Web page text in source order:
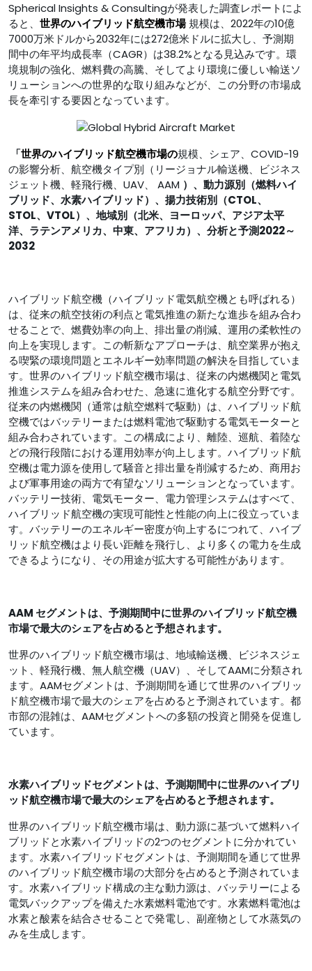
Spherical Insights & Consultingが発表した調査レポートによ
ると、 世界のハイブリッド航空機市場 規模は、2022年の10億
7000万米ドルから2032年には272億米ドルに拡大し、予測期
間中の年平均成長率（CAGR）は38.2%となる見込みです。環
境規制の強化、燃料費の高騰、そしてより環境に優しい輸送ソ
リューションへの世界的な取り組みなどが、この分野の市場成
長を牽引する要因となっています。
「世界のハイブリッド航空機市場の規模、シェア、COVID-19
の影響分析、航空機タイプ別（リージョナル輸送機、ビジネス
ジェット機、軽飛行機、UAV、 AAM ）、動力源別（燃料ハイ
ブリッド、水素ハイブリッド）、揚力技術別（CTOL、
STOL、VTOL）、地域別（北米、ヨーロッパ、アジア太平
洋、ラテンアメリカ、中東、アフリカ）、分析と予測2022～
2032
ハイブリッド航空機（ハイブリッド電気航空機とも呼ばれる）
は、従来の航空技術の利点と電気推進の新たな進歩を組み合わ
せることで、燃費効率の向上、排出量の削減、運用の柔軟性の
向上を実現します。この斬新なアプローチは、航空業界が抱え
る喫緊の環境問題とエネルギー効率問題の解決を目指していま
す。世界のハイブリッド航空機市場は、従来の内燃機関と電気
推進システムを組み合わせた、急速に進化する航空分野です。
従来の内燃機関（通常は航空燃料で駆動）は、ハイブリッド航
空機ではバッテリーまたは燃料電池で駆動する電気モーターと
組み合わされています。この構成により、離陸、巡航、着陸な
どの飛行段階における運用効率が向上します。ハイブリッド航
空機は電力源を使用して騒音と排出量を削減するため、商用お
よび軍事用途の両方で有望なソリューションとなっています。
バッテリー技術、電気モーター、電力管理システムはすべて、
ハイブリッド航空機の実現可能性と性能の向上に役立っていま
す。バッテリーのエネルギー密度が向上するにつれて、ハイブ
リッド航空機はより長い距離を飛行し、より多くの電力を生成
できるようになり、その用途が拡大する可能性があります。
AAM セグメントは、予測期間中に世界のハイブリッド航空機
市場で最大のシェアを占めると予想されます。
世界のハイブリッド航空機市場は、地域輸送機、ビジネスジェ
ット、軽飛行機、無人航空機（UAV）、そしてAAMに分類され
ます。AAMセグメントは、予測期間を通じて世界のハイブリッ
ド航空機市場で最大のシェアを占めると予測されています。都
市部の混雑は、AAMセグメントへの多額の投資と開発を促進し
ています。
水素ハイブリッドセグメントは、予測期間中に世界のハイブリ
ッド航空機市場で最大のシェアを占めると予想されます。
世界のハイブリッド航空機市場は、動力源に基づいて燃料ハイ
ブリッドと水素ハイブリッドの2つのセグメントに分かれてい
ます。水素ハイブリッドセグメントは、予測期間を通じて世界
のハイブリッド航空機市場の大部分を占めると予測されていま
す。水素ハイブリッド構成の主な動力源は、バッテリーによる
電気バックアップを備えた水素燃料電池です。水素燃料電池は
水素と酸素を結合させることで発電し、副産物として水蒸気の
みを生成します。